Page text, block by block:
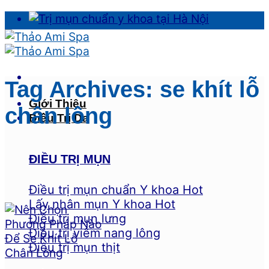
Skip
to
content
Giới Thiệu
Điều Trị Da
ĐIỀU TRỊ MỤN
Điều trị mụn chuẩn Y khoa
Lấy nhân mụn Y khoa
Điều trị mụn lưng
Điều trị viêm nang lông
Điều trị mụn thịt
Tag Archives: se khít lỗ
chân lông